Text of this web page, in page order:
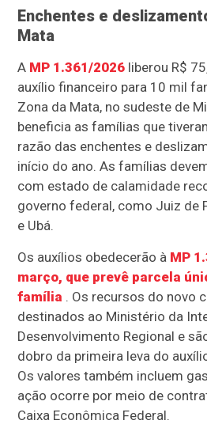
Enchentes e
Mata
A MP 1.361/2026 liberou R$
auxílio financeiro para 10 mil
Zona da Mata, no sudeste de
beneficia as famílias que
razão das enchentes e
início do ano. As famílias
com estado de calamidade
governo federal, como Juiz de
e Ubá.
Os auxílios obedecerão à MP
março, que prevê parcela
família . Os recursos do novo
destinados ao Ministério da
Desenvolvimento Regional e
dobro da primeira leva do
Os valores também incluem
ação ocorre por meio de
Caixa Econômica Federal.